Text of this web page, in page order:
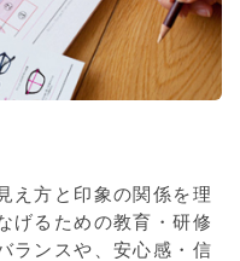
え方と印象の関係を理
げるための教育・研修
ランスや、安心感・信